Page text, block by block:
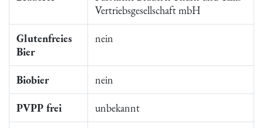
Vertriebsgesellschaft mbH
Glutenfreies
Bier
nein
Biobier nein
PVPP frei unbekannt